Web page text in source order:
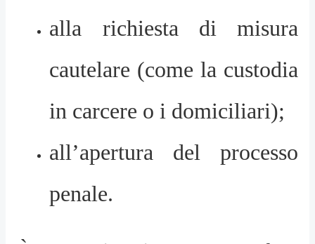
alla richiesta di misura
cautelare (come la custodia
in carcere o i domiciliari);
all’apertura del processo
penale.